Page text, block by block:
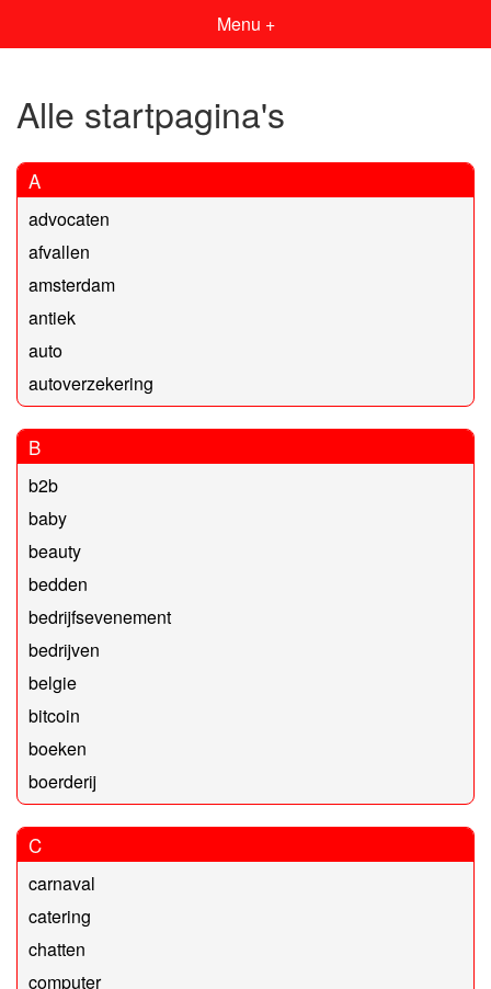
Menu +
Alle startpagina's
A
advocaten
afvallen
amsterdam
antiek
auto
autoverzekering
B
b2b
baby
beauty
bedden
bedrijfsevenement
bedrijven
belgie
bitcoin
boeken
boerderij
C
carnaval
catering
chatten
computer